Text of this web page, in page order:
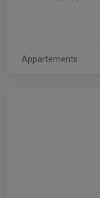
Appartements